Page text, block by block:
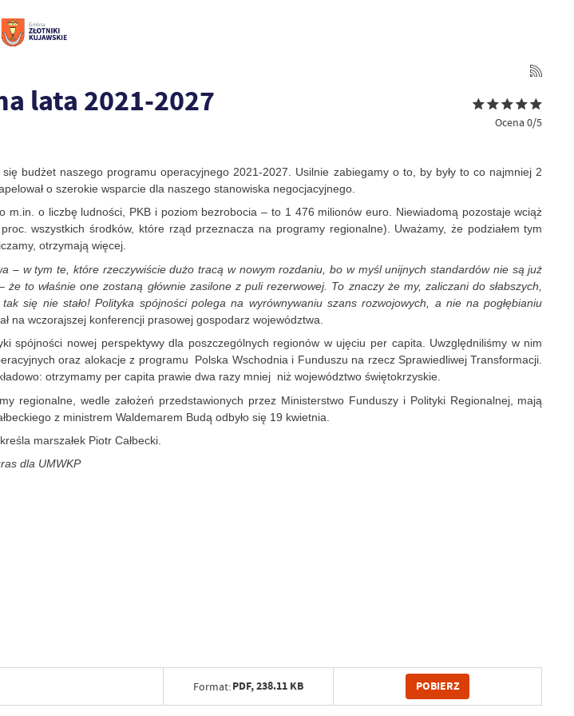
lata 2021-2027
Ocena 0/5
budżet naszego programu operacyjnego 2021-2027. Usilnie zabiegamy o to, by były to co najmniej 2
o szerokie wsparcie dla naszego stanowiska negocjacyjnego.
m.in. o liczbę ludności, PKB i poziom bezrobocia – to 1 476 milionów euro. Niewiadomą pozostaje wciąż
wszystkich środków, które rząd przeznacza na programy regionalne). Uważamy, że podziałem tym
otrzymają więcej.
– w tym te, które rzeczywiście dużo tracą w nowym rozdaniu, bo w myśl unijnych standardów nie są już
to właśnie one zostaną głównie zasilone z puli rezerwowej. To znaczy że my, zaliczani do słabszych,
się nie stało! Polityka spójności polega na wyrównywaniu szans rozwojowych, a nie na pogłębianiu
na wczorajszej konferencji prasowej gospodarz województwa.
spójności nowej perspektywy dla poszczególnych regionów w ujęciu per capita. Uwzględniliśmy w nim
oraz alokacje z programu Polska Wschodnia i Funduszu na rzecz Sprawiedliwej Transformacji.
otrzymamy per capita prawie dwa razy mniej niż województwo świętokrzyskie.
regionalne, wedle założeń przedstawionych przez Ministerstwo Funduszy i Polityki Regionalnej, mają
z ministrem Waldemarem Budą odbyło się 19 kwietnia.
marszałek Piotr Całbecki.
dla UMWKP
Format:PDF,238.11 KB POBIERZ